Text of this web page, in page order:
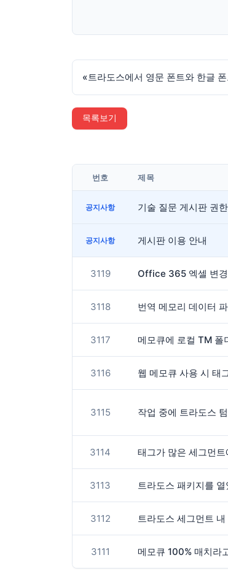
«트라도스에서 영문 폰트와 한글
목록보기
번호 제목
공지사항 기술 질문 게시판 권
공지사항 게시판 이용 안내
3119 Office 365 엑셀 변경
3118 번역 메모리 데이터
3117 메모큐에 로컬 TM 폴
3116 웹 메모큐 사용 시 태
3115 작업 중에 트라도스
3114 태그가 많은 세그먼
3113 트라도스 패키지를
3112 트라도스 세그먼트 내
3111 메모큐 100% 매치라